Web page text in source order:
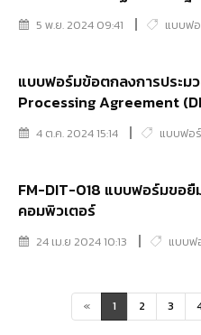
GPPC5 พ.ย. 2024 09:41 แบบฟ
แบบฟอร์มข้อตกลงการประมวล
Processing Agreement
4 ต.ค. 2024 15:14 แบบฟอ
FM-DIT-018 แบบฟอร์มขอ
คอมพิวเตอร์
24 เม.ย 2024 10:13 แบบฟ
« 1 2 3